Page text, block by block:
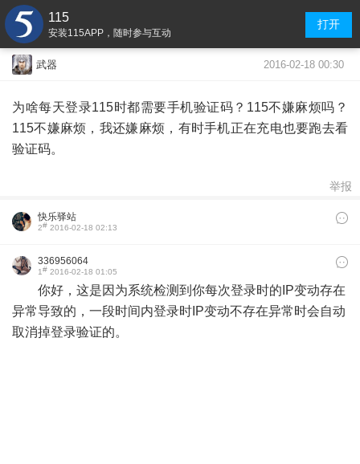
115
安装115APP，随时参与互动
打开
武器 2016-02-18 00:30
为啥每天登录115时都需要手机验证码？115不嫌麻烦吗？
115不嫌麻烦，我还嫌麻烦，有时手机正在充电也要跑去看
验证码。
举报
快乐驿站
2# 2016-02-18 02:13
336956064
1# 2016-02-18 01:05
你好，这是因为系统检测到你每次登录时的IP变动存在
异常导致的，一段时间内登录时IP变动不存在异常时会自动
取消掉登录验证的。